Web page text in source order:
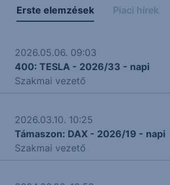
Erste elemzések Piaci hírek
2026.05.06. 09:03
400: TESLA - 2026/33 - napi
Szakmai vezető
2026.03.10. 10:25
Támaszon: DAX - 2026/19 - napi
Szakmai vezető